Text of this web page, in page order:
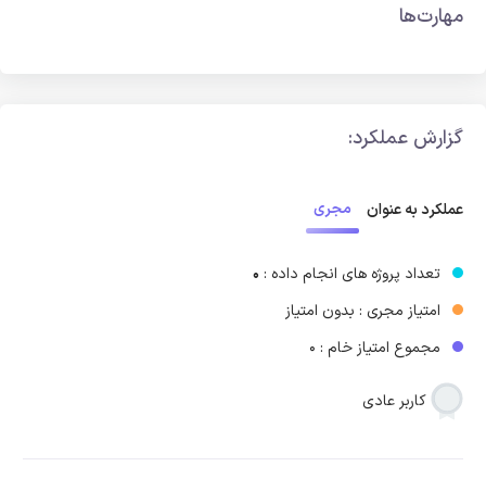
مهارت‌ها
گزارش عملکرد:
عملکرد به عنوان مجری
تعداد پروژه های انجام داده : 0
امتیاز مجری : بدون امتیاز
مجموع امتیاز خام : 0
کاربر عادی